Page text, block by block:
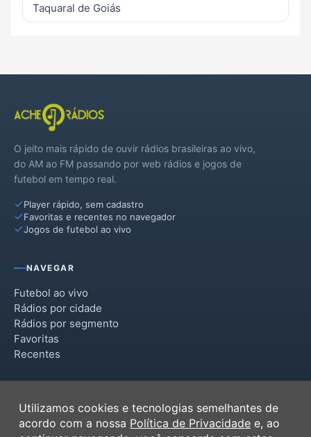
Taquaral de Goiás
O jeito mais rápido de ouvir rádios brasileiras ao vivo,
do AM ao FM passando por web rádios e jogos de
futebol em tempo real.
Player rápido, sem cadastro
Favoritas e recentes no navegador
Jogos de futebol ao vivo
NAVEGAR
Futebol ao vivo
Rádios por cidade
Rádios por segmento
Favoritas
Recentes
Termos de Uso
Utilizamos cookies e tecnologias semelhantes de
acordo com a nossa Política de Privacidade e, ao